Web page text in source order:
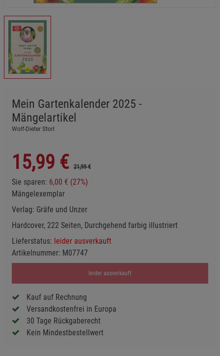
Mein Gartenkalender 2025 -
Mängelartikel
Wolf-Dieter Storl
15,99 € 21,99 €
Sie sparen: 6,00 € (27%)
Mängelexemplar
Verlag: Gräfe und Unzer
Hardcover, 222 Seiten, Durchgehend farbig illustriert
Lieferstatus: leider ausverkauft
Artikelnummer: M07747
leider ausverkauft
Kauf auf Rechnung
Versandkostenfrei in Europa
30 Tage Rückgaberecht
Kein Mindestbestellwert